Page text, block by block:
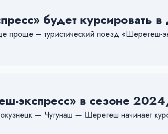
будет курсировать
проще – туристический поезд «Шерегеш-
в сезоне
— Чугунаш — Шерегеш начинает